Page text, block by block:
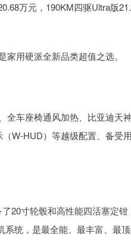
万元，190KM四驱Ultra版
用硬派全新品类超值之选。
全车座椅通风加热、比亚迪天
W-HUD）等越级配置、备受
20寸轮毂和高性能四活塞定
统，是最全能、最丰富、最
沪深300 4694.44